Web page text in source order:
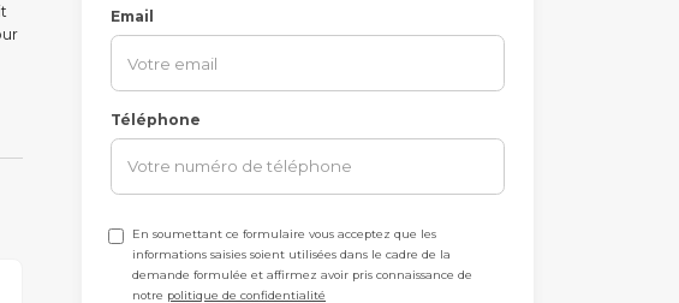
Email
Téléphone
En soumettant ce formulaire vous acceptez que les
informations saisies soient utilisées dans le cadre de la
demande formulée et affirmez avoir pris connaissance de
notre politique de confidentialité